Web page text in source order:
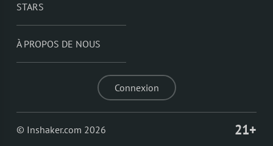
STARS
À PROPOS DE NOUS
Connexion
© Inshaker.com 2026 21+